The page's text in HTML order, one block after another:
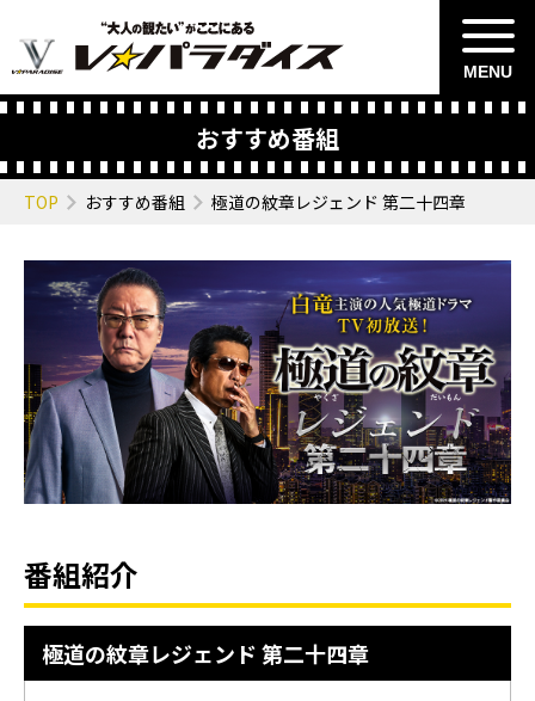
MENU
おすすめ番組
TOP おすすめ番組 極道の紋章レジェンド 第二十四章
番組紹介
極道の紋章レジェンド 第二十四章